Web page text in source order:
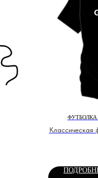
ФУТБОЛКА
Классическая